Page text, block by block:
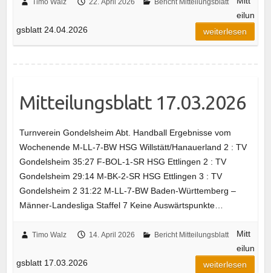
Timo Walz 22. April 2026 Bericht Mitteilungsblatt
eilun
gsblatt 24.04.2026
weiterlesen
Mitteilungsblatt 17.03.2026
Turnverein Gondelsheim Abt. Handball Ergebnisse vom
Wochenende M-LL-7-BW HSG Willstätt/Hanauerland 2 : TV
Gondelsheim 35:27 F-BOL-1-SR HSG Ettlingen 2 : TV
Gondelsheim 29:14 M-BK-2-SR HSG Ettlingen 3 : TV
Gondelsheim 2 31:22 M-LL-7-BW Baden-Württemberg –
Männer-Landesliga Staffel 7 Keine Auswärtspunkte…
Timo Walz 14. April 2026 Bericht Mitteilungsblatt
Mitt
eilun
gsblatt 17.03.2026
weiterlesen